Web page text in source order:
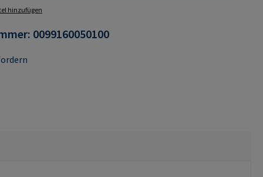
hinzufügen
0099160050100